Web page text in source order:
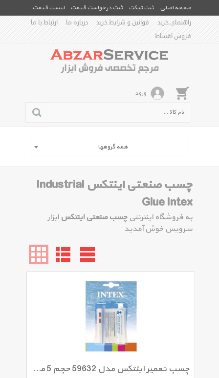
صفحه اصلی ثبت تیکت ثبت درخواست قیمت
لیست قیمت
راهنمای خرید
قوانین و شرایط خرید درباره ما
ارتباط با ما
فروش اقساط
ورود
همه گروهها
چسب صنعتی اینتکس Industrial
Glue Intex
به فروشگاه اینترنتی چسب صنعتی اینتکس ابزار
سرویس خوش آمدید
چسب تعمیر اینتکس مدل 59632 حجم 5 میلی لیتر